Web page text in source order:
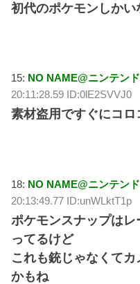
初代のポケモンしか
15: NO NAME@ニンテン
20:11:28.59 ID:0lE2SVVJ0
素材盗用ですぐにコロ
18: NO NAME@ニンテン
20:13:49.77 ID:unWLktT1p
ポケモンスナップは
ってるけど
これも銃じゃなくて
かもね